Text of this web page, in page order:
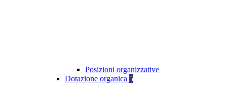
Posizioni organizzative
Dotazione organica 5